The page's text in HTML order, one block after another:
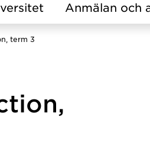
Anmälan och
term 3